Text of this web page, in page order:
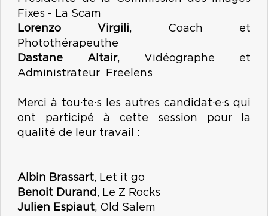
Fixes - La Scam
Lorenzo Virgili, Coach et
Photothérapeuthe
Dastane Altair, Vidéographe et
Administrateur Freelens
Merci à tou·te·s les autres candidat·e·s qui
ont participé à cette session pour la
qualité de leur travail :
Albin Brassart, Let it go
Benoit Durand , Le Z Rocks
Julien Espiaut, Old Salem